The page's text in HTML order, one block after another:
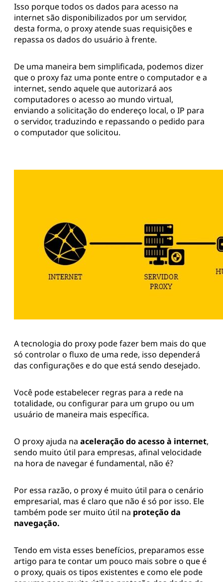
Isso porque todos os dados para acesso na
internet são disponibilizados por um servidor,
desta forma, o proxy atende suas requisições e
repassa os dados do usuário à frente.
De uma maneira bem simplificada, podemos dizer
que o proxy faz uma ponte entre o computador e a
internet, sendo aquele que autorizará aos
computadores o acesso ao mundo virtual,
enviando a solicitação do endereço local, o IP para
o servidor, traduzindo e repassando o pedido para
o computador que solicitou.
A tecnologia do proxy pode fazer bem mais do que
só controlar o fluxo de uma rede, isso dependerá
das configurações e do que está sendo desejado.
Você pode estabelecer regras para a rede na
totalidade, ou configurar para um grupo ou um
usuário de maneira mais específica.
O proxy ajuda na aceleração do acesso à internet,
sendo muito útil para empresas, afinal velocidade
na hora de navegar é fundamental, não é?
Por essa razão, o proxy é muito útil para o cenário
empresarial, mas é claro que não é só por isso. Ele
também pode ser muito útil na proteção da
navegação.
Tendo em vista esses benefícios, preparamos esse
artigo para te contar um pouco mais sobre o que é
o proxy, quais os tipos existentes e como ele pode